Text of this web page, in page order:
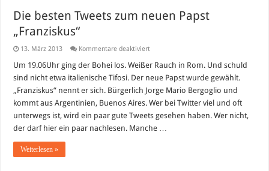
Die besten Tweets zum neuen Papst
„Franziskus“
13. März 2013 Kommentare deaktiviertfür
besten
zum
neuen
Papst
„Franziskus“
Um 19.06Uhr ging der Bohei los. Weißer Rauch in Rom. Und schuld
sind nicht etwa italienische Tifosi. Der neue Papst wurde gewählt.
„Franziskus“ nennt er sich. Bürgerlich Jorge Mario Bergoglio und
kommt aus Argentinien, Buenos Aires. Wer bei Twitter viel und oft
unterwegs ist, wird ein paar gute Tweets gesehen haben. Wer nicht,
der darf hier ein paar nachlesen. Manche …
Weiterlesen »